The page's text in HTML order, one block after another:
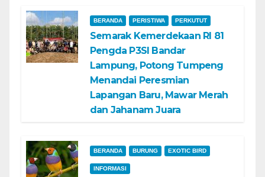
BERANDA PERISTIWA PERKUTUT
Semarak Kemerdekaan RI 81
Pengda P3SI Bandar
Lampung, Potong Tumpeng
Menandai Peresmian
Lapangan Baru, Mawar Merah
dan Jahanam Juara
BERANDA BURUNG EXOTIC BIRD
INFORMASI